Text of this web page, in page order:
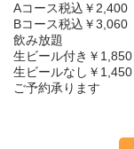
Aコース税込￥2,400
Bコース税込￥3,060
飲み放題
生ビール付き￥1,850
生ビールなし￥1,450
ご予約承ります